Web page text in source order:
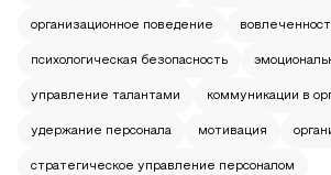
организационное поведение
психологическая безопасность
управление талантами коммуникации в
удержание персонала мотивация
стратегическое управление персоналом